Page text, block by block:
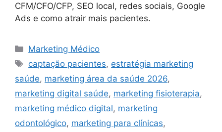
CFM/CFO/CFP, SEO local, redes sociais, Google
Ads e como atrair mais pacientes.
Categorias
Marketing Médico
Tags
captação pacientes, estratégia marketing
saúde, marketing área da saúde 2026,
marketing digital saúde, marketing fisioterapia,
marketing médico digital, marketing
odontológico, marketing para clínicas,